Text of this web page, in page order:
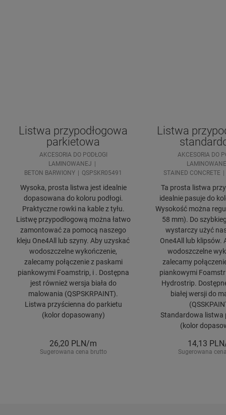
Listwa przypodłogowa
parkietowa
AKCESORIA DO PODŁOGI
LAMINOWANEJ
BETON BARWIONY
QSPSKR05491
Wysoka, prosta listwa jest idealnie
dopasowana do koloru podłogi.
Praktyczne rowki na kable z tyłu.
Listwę przypodłogową można łatwo
zamontować za pomocą naszego
kleju One4All lub szyny. Aby uzyskać
wodoszczelne wykończenie,
zalecamy połączenie z paskami
piankowymi Foamstrip, i . Dostępna
jest również wersja biała do
malowania (QSPSKRPAINT).
Listwa przyścienna do parkietu
(kolor dopasowany)
26,20 PLN/m
Sugerowana cena brutto
Listwa
AKCESORIA DO
STAINED CONCRETE
Ta prosta listwa
idealnie pasuje do
Wysokość można
58 mm). Do
wystarczy użyć
One4All lub klipsów.
wodoszczelne
zalecamy
piankowymi
Hydrostrip.
białej wersji do
Standardowa listwa
(kolor
14,13
Sugerowana